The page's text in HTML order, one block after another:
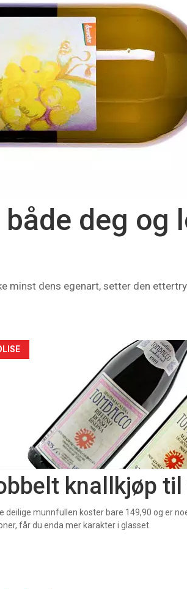
deg og
minst dens egenart, setter den
knallkjøp
deilige munnfullen koster bare 149,90 og er
får du enda mer karakter i glasset.